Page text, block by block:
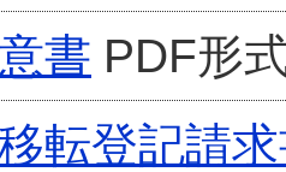
書 PDF形
転登記請